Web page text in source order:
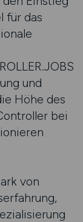
für das
und
Höhe des
bei
von